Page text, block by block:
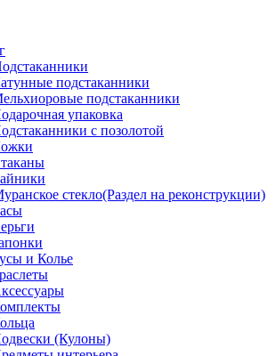
подстаканники
подстаканники
упаковка
с позолотой
стекло(Раздел на реконструкции)
и Колье
(Кулоны)